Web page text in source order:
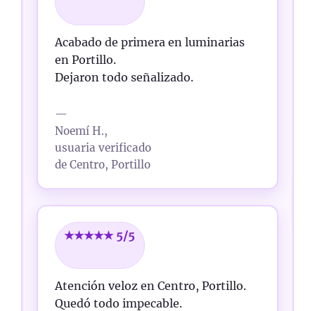
Acabado de primera en luminarias
en Portillo.
Dejaron todo señalizado.
—
Noemí H.,
usuaria verificado
de Centro, Portillo
★★★★★ 5/5
Atención veloz en Centro, Portillo.
Quedó todo impecable.